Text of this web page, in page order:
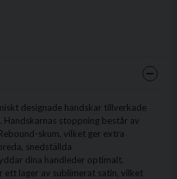
designade handskar tillverkade
stoppning består av
skum, vilket ger extra
snedställda
dina handleder optimalt.
ett lager av sublimerat satin, vilket